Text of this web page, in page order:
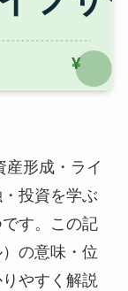
産形成・ライ
投資を学ぶ
す。この記
の意味・位
やすく解説